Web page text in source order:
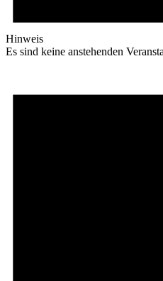
Hinweis
Es sind keine anstehenden